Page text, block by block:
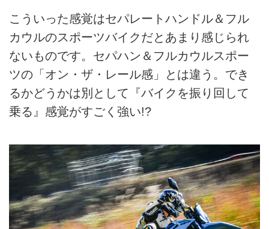
こういった感覚はセパレートハンドル＆フル
カウルのスポーツバイクだとあまり感じられ
ないものです。セパハン＆フルカウルスポー
ツの「オン・ザ・レール感」とは違う。でき
るかどうかは別として『バイクを振り回して
乗る』感覚がすごく強い!?